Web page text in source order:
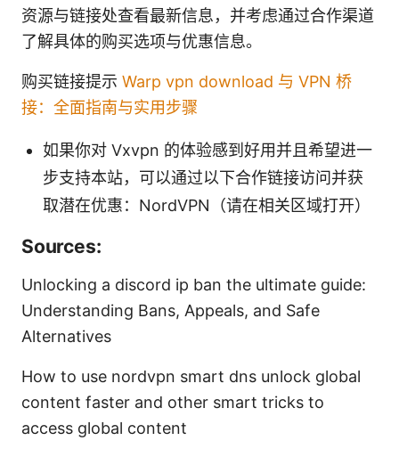
资源与链接处查看最新信息，并考虑通过合作渠道
了解具体的购买选项与优惠信息。
购买链接提示 Warp vpn download 与 VPN 桥
接：全面指南与实用步骤
如果你对 Vxvpn 的体验感到好用并且希望进一
步支持本站，可以通过以下合作链接访问并获
取潜在优惠：NordVPN（请在相关区域打开）
Sources:
Unlocking a discord ip ban the ultimate guide:
Understanding Bans, Appeals, and Safe
Alternatives
How to use nordvpn smart dns unlock global
content faster and other smart tricks to
access global content